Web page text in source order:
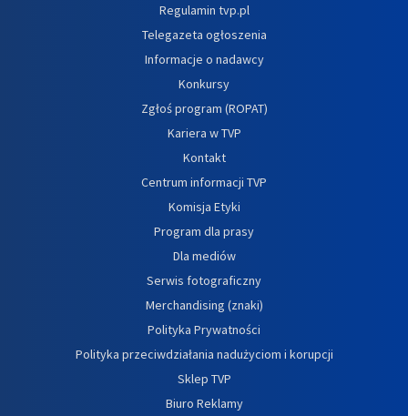
Regulamin tvp.pl
Telegazeta ogłoszenia
Informacje o nadawcy
Konkursy
Zgłoś program (ROPAT)
Kariera w TVP
Kontakt
Centrum informacji TVP
Komisja Etyki
Program dla prasy
Dla mediów
Serwis fotograficzny
Merchandising (znaki)
Polityka Prywatności
Polityka przeciwdziałania nadużyciom i korupcji
Sklep TVP
Biuro Reklamy